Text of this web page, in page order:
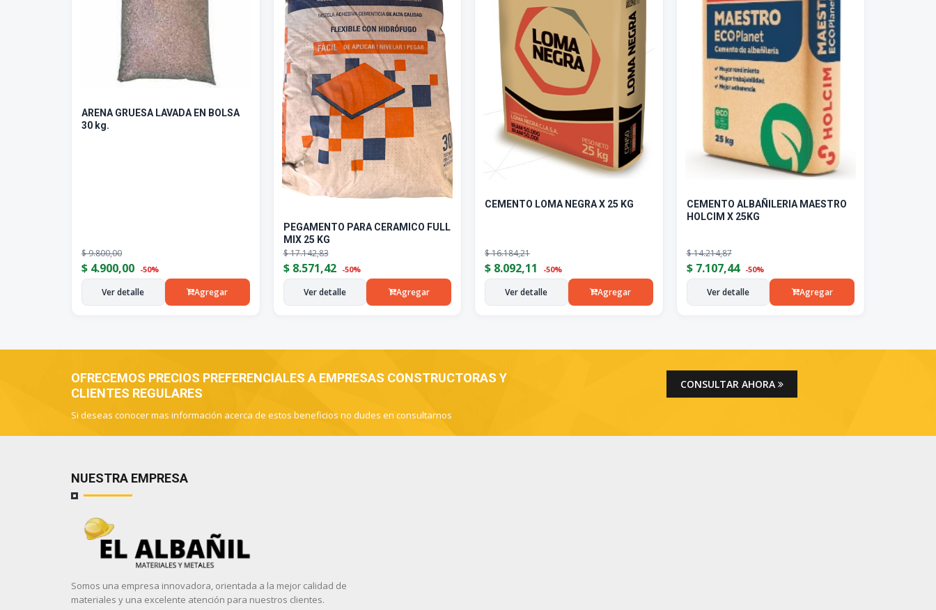
ARENA GRUESA LAVADA EN BOLSA
30 kg.
$9.800,00
$ 4.900,00 -50%
Ver detalle Agregar
PEGAMENTO PARA CERAMICO FULL
MIX 25 KG
$17.142,83
$8.571,42 -50%
Ver detalle Agregar
CEMENTO LOMA NEGRA X 25 KG
$16.184,21
$ 8.092,11 -50%
Ver detalle Agregar
CEMENTO ALBAÑILERIA MAESTRO
HOLCIM X 25KG
$14.214,87
$7.107,44 -50%
Ver detalle Agregar
OFRECEMOS PRECIOS PREFERENCIALES A EMPRESAS CONSTRUCTORAS Y
CLIENTES REGULARES
Si deseas conocer mas información acerca de estos beneficios no dudes en consultarnos
CONSULTAR AHORA
NUESTRA EMPRESA
Somos una empresa innovadora, orientada a la mejor calidad de
materiales y una excelente atención para nuestros clientes.